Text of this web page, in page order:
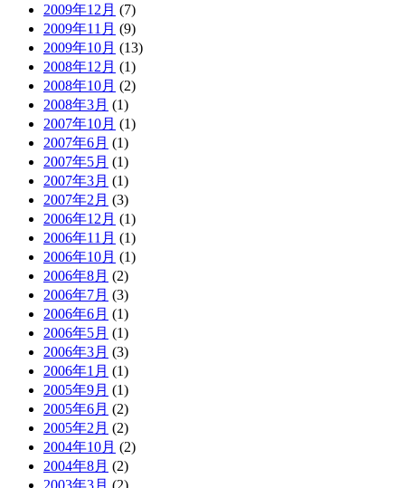
2009年12月 (7)
2009年11月 (9)
2009年10月 (13)
2008年12月 (1)
2008年10月 (2)
2008年3月 (1)
2007年10月 (1)
2007年6月 (1)
2007年5月 (1)
2007年3月 (1)
2007年2月 (3)
2006年12月 (1)
2006年11月 (1)
2006年10月 (1)
2006年8月 (2)
2006年7月 (3)
2006年6月 (1)
2006年5月 (1)
2006年3月 (3)
2006年1月 (1)
2005年9月 (1)
2005年6月 (2)
2005年2月 (2)
2004年10月 (2)
2004年8月 (2)